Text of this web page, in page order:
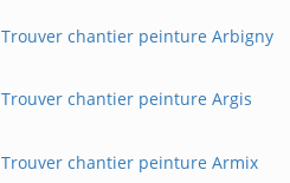
Trouver chantier peinture Arbigny
Trouver chantier peinture Argis
Trouver chantier peinture Armix